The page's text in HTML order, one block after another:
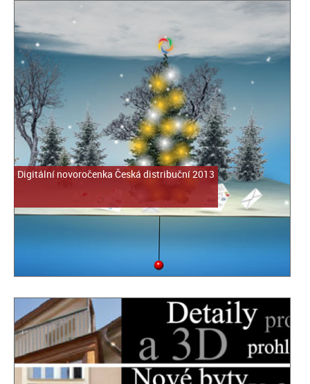
Digitální novoročenka Česká distribuční 2013